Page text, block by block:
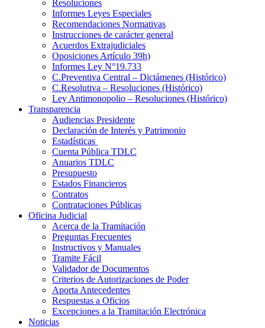
Resoluciones
Informes Leyes Especiales
Recomendaciones Normativas
Instrucciones de carácter general
Acuerdos Extrajudiciales
Oposiciones Artículo 39h)
Informes Ley N°19.733
C.Preventiva Central – Dictámenes (Histórico)
C.Resolutiva – Resoluciones (Histórico)
Ley Antimonopolio – Resoluciones (Histórico)
Transparencia
Audiencias Presidente
Declaración de Interés y Patrimonio
Estadísticas
Cuenta Pública TDLC
Anuarios TDLC
Presupuesto
Estados Financieros
Contratos
Contrataciones Públicas
Oficina Judicial
Acerca de la Tramitación
Preguntas Frecuentes
Instructivos y Manuales
Tramite Fácil
Validador de Documentos
Criterios de Autorizaciones de Poder
Aporta Antecedentes
Respuestas a Oficios
Excepciones a la Tramitación Electrónica
Noticias